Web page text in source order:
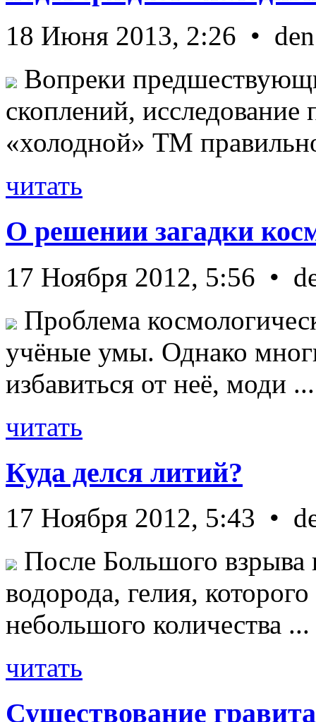
18 Июня 2013, 2:26 • den
Вопреки
скоплений, исследование
«холодной» ТМ
читать
О решении загадки
17 Ноября 2012, 5:56 •
Проблема
учёные умы. Однако
избавиться от неё, моди ...
читать
Куда делся литий?
17 Ноября 2012, 5:43 •
После Большого взрыва
водорода, гелия,
небольшого количества ...
читать
Существование